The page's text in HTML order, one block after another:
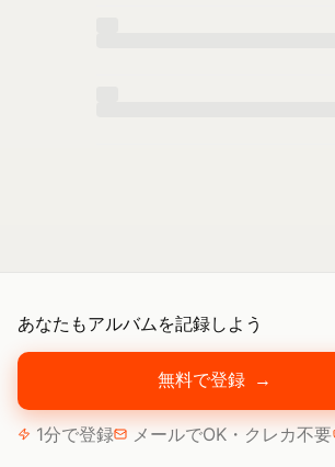
あなたもアルバムを記録しよう
無料で登録 →
1分で登録 メールでOK・クレカ不要